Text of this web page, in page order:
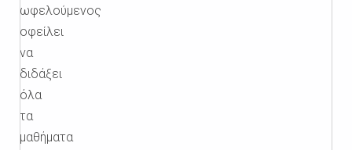
ωφελούμενος
οφείλει
να
διδάξει
όλα
τα
μαθήματα